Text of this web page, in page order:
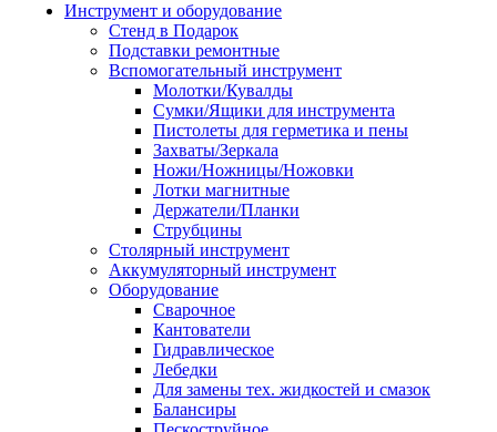
Инструмент и оборудование
Стенд в Подарок
Подставки ремонтные
Вспомогательный инструмент
Молотки/Кувалды
Сумки/Ящики для инструмента
Пистолеты для герметика и пены
Захваты/Зеркала
Ножи/Ножницы/Ножовки
Лотки магнитные
Держатели/Планки
Струбцины
Столярный инструмент
Аккумуляторный инструмент
Оборудование
Сварочное
Кантователи
Гидравлическое
Лебедки
Для замены тех. жидкостей и смазок
Балансиры